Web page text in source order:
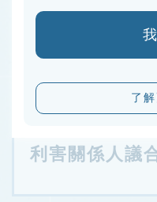
利害關係人議
了